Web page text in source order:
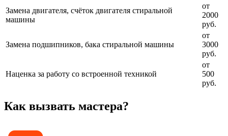
Замена двигателя, счёток двигателя стиральной
машины
от
2000
руб.
Замена подшипников, бака стиральной машины
от
3000
руб.
Наценка за работу со встроенной техникой
от
500
руб.
Как вызвать мастера?